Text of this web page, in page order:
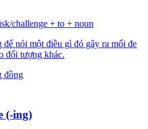
challenge + to + noun
nói một điều gì đó gây ra mối đe
đối tượng khác.
đồng
(-ing)